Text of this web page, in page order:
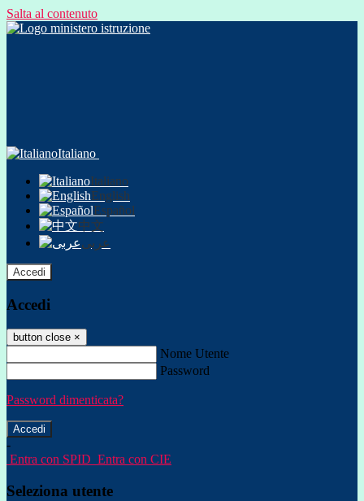
Salta al contenuto
Italiano
Italiano
English
Español
中文
عربى
Accedi
Accedi
button close ×
Nome Utente
Password
Password dimenticata?
-
Entra con SPID Entra con CIE
Seleziona utente